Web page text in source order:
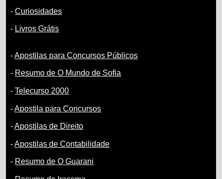
-Curiosidades
- Livros Grátis
-Apostilas para Concursos Públicos
- Resumo de O Mundo de Sofia
-Telecurso 2000
-Apostila para Concursos
-Apostilas de Direito
-Apostilas de Contabilidade
- Resumo de O Guarani